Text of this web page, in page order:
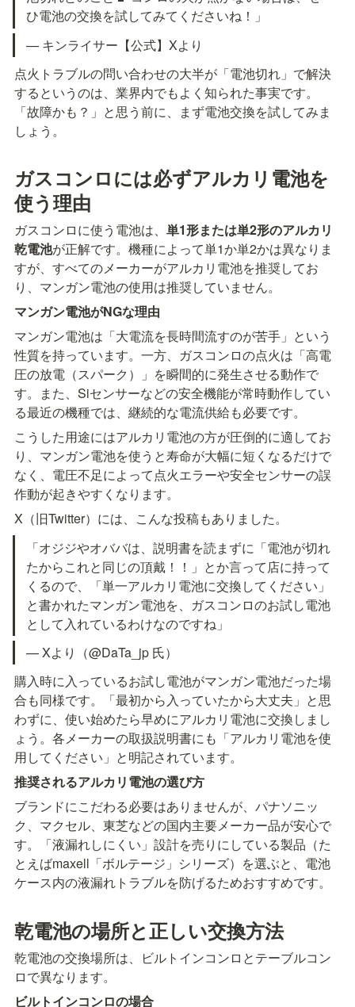
ひ電池の交換を試してみてくださいね！」
— キンライサー【公式】Xより
点火トラブルの問い合わせの大半が「電池切れ」で解決
するというのは、業界内でもよく知られた事実です。
「故障かも？」と思う前に、まず電池交換を試してみま
しょう。
ガスコンロには必ずアルカリ電池を
使う理由
ガスコンロに使う電池は、 単1形または単2形のアルカリ
乾電池が正解です。機種によって単1か単2かは異なりま
すが、すべてのメーカーがアルカリ電池を推奨してお
り、マンガン電池の使用は推奨していません。
マンガン電池がNGな理由
マンガン電池は「大電流を長時間流すのが苦手」という
性質を持っています。一方、ガスコンロの点火は「高電
圧の放電（スパーク）」を瞬間的に発生させる動作で
す。また、Siセンサーなどの安全機能が常時動作してい
る最近の機種では、継続的な電流供給も必要です。
こうした用途にはアルカリ電池の方が圧倒的に適してお
り、マンガン電池を使うと寿命が大幅に短くなるだけで
なく、電圧不足によって点火エラーや安全センサーの誤
作動が起きやすくなります。
X（旧Twitter）には、こんな投稿もありました。
「オジジやオババは、説明書を読まずに「電池が切れ
たからこれと同じの頂戴！！」とか言って店に持って
くるので、「単一アルカリ電池に交換してください」
と書かれたマンガン電池を、ガスコンロのお試し電池
として入れているわけなのですね」
— Xより（@DaTa_jp 氏）
購入時に入っているお試し電池がマンガン電池だった場
合も同様です。「最初から入っていたから大丈夫」と思
わずに、使い始めたら早めにアルカリ電池に交換しまし
ょう。各メーカーの取扱説明書にも「アルカリ電池を使
用してください」と明記されています。
推奨されるアルカリ電池の選び方
ブランドにこだわる必要はありませんが、パナソニッ
ク、マクセル、東芝などの国内主要メーカー品が安心で
す。「液漏れしにくい」設計を売りにしている製品（た
とえばmaxell「ボルテージ」シリーズ）を選ぶと、電池
ケース内の液漏れトラブルを防げるためおすすめです。
乾電池の場所と正しい交換方法
乾電池の交換場所は、ビルトインコンロとテーブルコン
ロで異なります。
ビルトインコンロの場合